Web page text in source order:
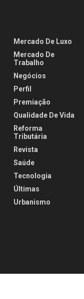
Mercado De Luxo
Mercado De
Trabalho
Negócios
Perfil
Premiação
Qualidade De Vida
Reforma
Tributária
Revista
Saúde
Tecnologia
Últimas
Urbanismo